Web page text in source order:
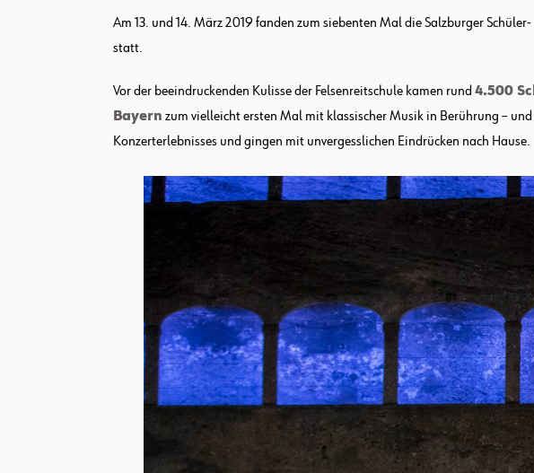
Am 13. und 14. März 2019 fanden zum siebenten Mal die Salzburger
statt.
Vor der beeindruckenden Kulisse der Felsenreitschule kamen rund 4.500
Bayern zum vielleicht ersten Mal mit klassischer Musik in Berührung –
Konzerterlebnisses und gingen mit unvergesslichen Eindrücken nach Hause.